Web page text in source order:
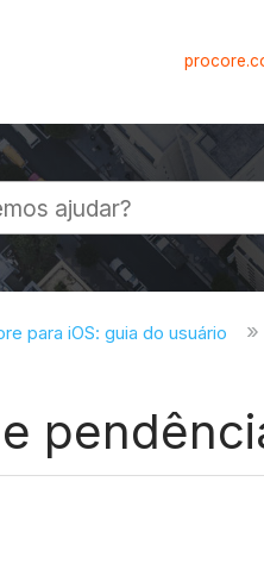
para iOS: guia do usuário